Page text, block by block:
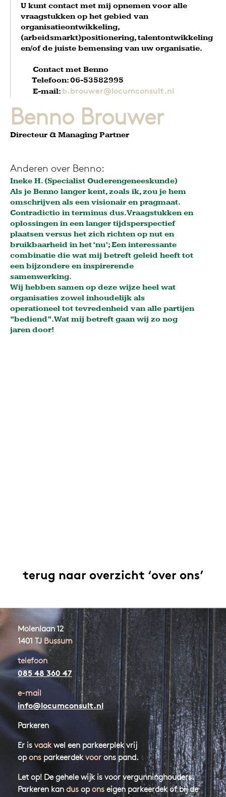
U kunt contact met mij opnemen voor alle
vraagstukken op het gebied van
organisatieontwikkeling,
(arbeidsmarkt)positionering, talentontwikkeling
en/of de juiste bemensing van uw organisatie.
Contact met Benno
Telefoon: 06-53582995
E-mail: b.brouwer@locumconsult.nl
Benno Brouwer
Directeur & Managing Partner
Anderen over Benno:
Ineke H. (Specialist Ouderengeneeskunde)
Als je Benno langer kent, zoals ik, zou je hem
omschrijven als een visionair en pragmaat.
Contradictio in terminus dus. Vraagstukken en
oplossingen in een langer tijdsperspectief
plaatsen versus het zich richten op nut en
bruikbaarheid in het ‘nu’; Een interessante
combinatie die wat mij betreft geleid heeft tot
een bijzondere en inspirerende
samenwerking.
Wij hebben samen op deze wijze heel wat
organisaties zowel inhoudelijk als
operationeel tot tevredenheid van alle partijen
“bediend”. Wat mij betreft gaan wij zo nog
jaren door!
terug naar overzicht ‘over ons’
Molenlaan 12
1401 TJ Bussum
telefoon
085 48 360 47
e-mail
info@locumconsult.nl
Parkeren
Er is vaakwel een parkeerplek vrij
opons parkeerdekvoor ons pand.
Let op! De gehele wijk is voor vergunninghouders.
Parkeren kan dus opons eigen parkeerdek of bij de